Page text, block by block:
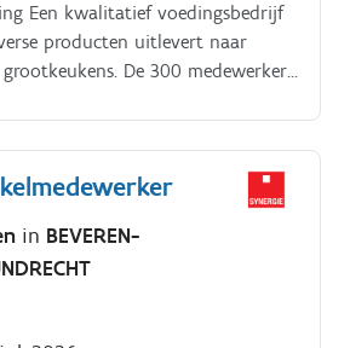
Een kwalitatief voedingsbedrijf
producten uitlevert naar
De 300 medewerkers
in BEVEREN-